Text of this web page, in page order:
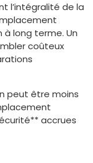
l’intégralité de la
à long terme. Un
coûteux
peut être moins
accrues